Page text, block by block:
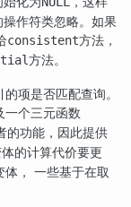
作符类忽略。如果
consistent方法，
方法。
项是否匹配查询。
一个三元函数
的功能，因此提供
的计算代价要更
， 一些基于在取